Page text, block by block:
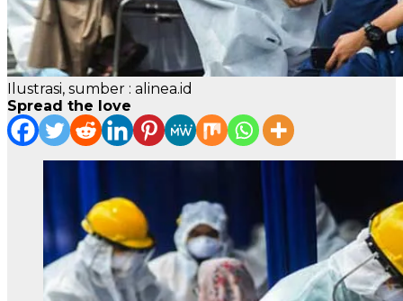
Ilustrasi, sumber : alinea.id
Spread the love